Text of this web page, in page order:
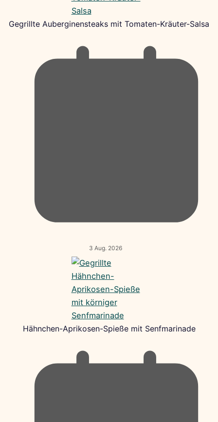
Gegrillte Auberginensteaks mit Tomaten-Kräuter-Salsa
3 Aug. 2026
Hähnchen-Aprikosen-Spieße mit Senfmarinade